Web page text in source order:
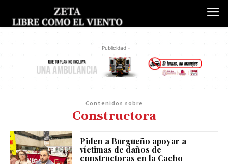
- Publicidad -
Contenidos sobre
Constructora
Piden a Burgueño apoyar a
víctimas de daños de
constructoras en la Cacho